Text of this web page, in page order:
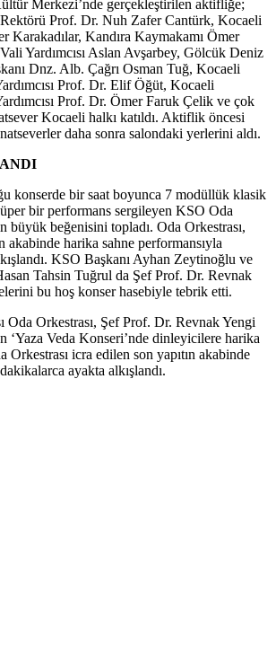
Merkezi’nde gerçekleştirilen aktifliğe;
Prof. Dr. Nuh Zafer Cantürk, Kocaeli
Karakadılar, Kandıra Kaymakamı Ömer
Yardımcısı Aslan Avşarbey, Gölcük Deniz
Dnz. Alb. Çağrı Osman Tuğ, Kocaeli
Prof. Dr. Elif Öğüt, Kocaeli
Prof. Dr. Ömer Faruk Çelik ve çok
Kocaeli halkı katıldı. Aktiflik öncesi
daha sonra salondaki yerlerini aldı.
konserde bir saat boyunca 7 modüllük klasik
bir performans sergileyen KSO Oda
büyük beğenisini topladı. Oda Orkestrası,
akabinde harika sahne performansıyla
KSO Başkanı Ayhan Zeytinoğlu ve
Tahsin Tuğrul da Şef Prof. Dr. Revnak
bu hoş konser hasebiyle tebrik etti.
Oda Orkestrası, Şef Prof. Dr. Revnak Yengi
‘Yaza Veda Konseri’nde dinleyicilere harika
Orkestrası icra edilen son yapıtın akabinde
ayakta alkışlandı.